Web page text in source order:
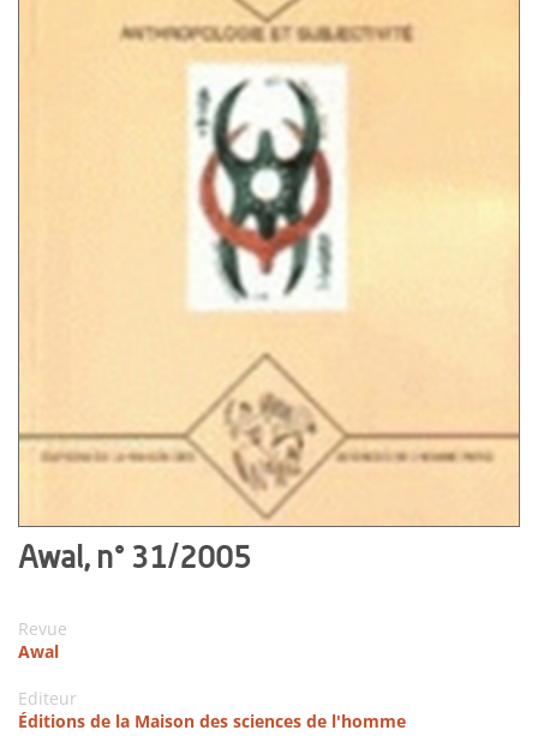
Awal, n° 31/2005
Revue
Awal
Editeur
Éditions de la Maison des sciences de l'homme